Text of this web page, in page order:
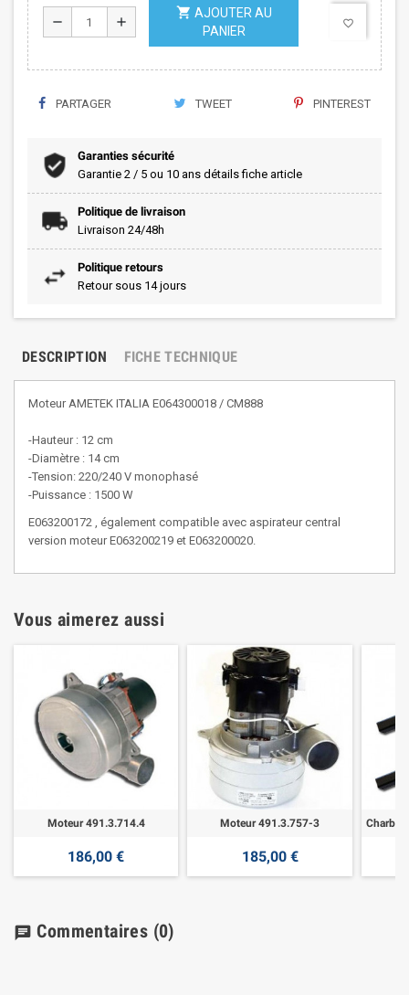
remove add
shopping_cart AJOUTER AU
PANIER
favorite_border
PARTAGER TWEET PINTEREST
Garanties sécurité
Garantie 2 / 5 ou 10 ans détails fiche article
Politique de livraison
Livraison 24/48h
Politique retours
Retour sous 14 jours
DESCRIPTION FICHE TECHNIQUE
Moteur AMETEK ITALIA E064300018 / CM888
-Hauteur : 12 cm
-Diamètre : 14 cm
-Tension: 220/240 V monophasé
-Puissance : 1500 W
E063200172 , également compatible avec aspirateur central
version moteur E063200219 et E063200020.
Vous aimerez aussi
Moteur 491.3.714.4
186,00 €
Moteur 491.3.757-3
185,00 €
chat Commentaires (0)